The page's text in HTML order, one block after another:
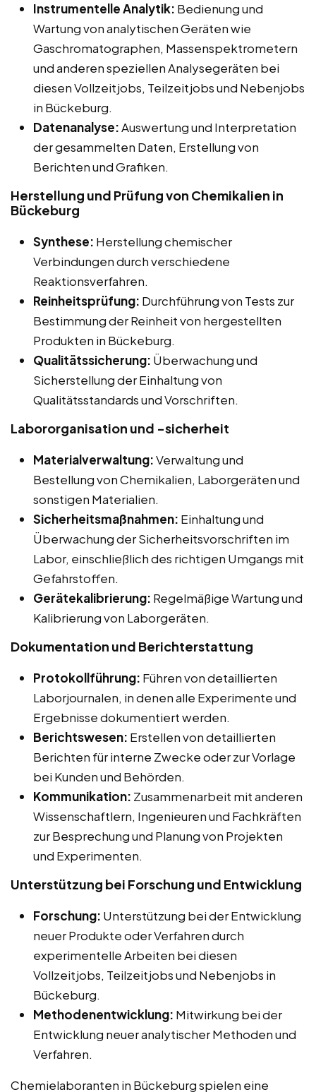
Instrumentelle Analytik: Bedienung und
Wartung von analytischen Geräten wie
Gaschromatographen, Massenspektrometern
und anderen speziellen Analysegeräten bei
diesen Vollzeitjobs, Teilzeitjobs und Nebenjobs
in Bückeburg.
Datenanalyse:Auswertung und Interpretation
der gesammelten Daten, Erstellung von
Berichten und Grafiken.
Herstellung und Prüfung von Chemikalien in
Bückeburg
Synthese: Herstellung chemischer
Verbindungen durch verschiedene
Reaktionsverfahren.
Reinheitsprüfung: Durchführung von Tests zur
Bestimmung der Reinheit von hergestellten
Produkten in Bückeburg.
Qualitätssicherung: Überwachung und
Sicherstellung der Einhaltung von
Qualitätsstandards und Vorschriften.
Labororganisation und -sicherheit
Materialverwaltung:Verwaltung und
Bestellung von Chemikalien, Laborgeräten und
sonstigen Materialien.
Sicherheitsmaßnahmen: Einhaltung und
Überwachung der Sicherheitsvorschriften im
Labor, einschließlich des richtigen Umgangs mit
Gefahrstoffen.
Gerätekalibrierung: Regelmäßige Wartung und
Kalibrierung von Laborgeräten.
Dokumentation und Berichterstattung
Protokollführung: Führen von detaillierten
Laborjournalen, in denen alle Experimente und
Ergebnisse dokumentiert werden.
Berichtswesen: Erstellen von detaillierten
Berichten für interne Zwecke oder zur Vorlage
bei Kunden und Behörden.
Kommunikation: Zusammenarbeit mit anderen
Wissenschaftlern, Ingenieuren und Fachkräften
zur Besprechung und Planung von Projekten
und Experimenten.
Unterstützung bei Forschung und Entwicklung
Forschung: Unterstützung bei der Entwicklung
neuer Produkte oder Verfahren durch
experimentelle Arbeiten bei diesen
Vollzeitjobs, Teilzeitjobs und Nebenjobs in
Bückeburg.
Methodenentwicklung: Mitwirkung bei der
Entwicklung neuer analytischer Methoden und
Verfahren.
Chemielaboranten in Bückeburg spielen eine